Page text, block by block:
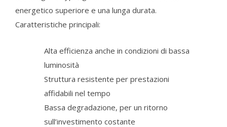
energetico superiore e una lunga durata.
Caratteristiche principali:
Alta efficienza anche in condizioni di bassa
luminosità
Struttura resistente per prestazioni
affidabili nel tempo
Bassa degradazione, per un ritorno
sull’investimento costante